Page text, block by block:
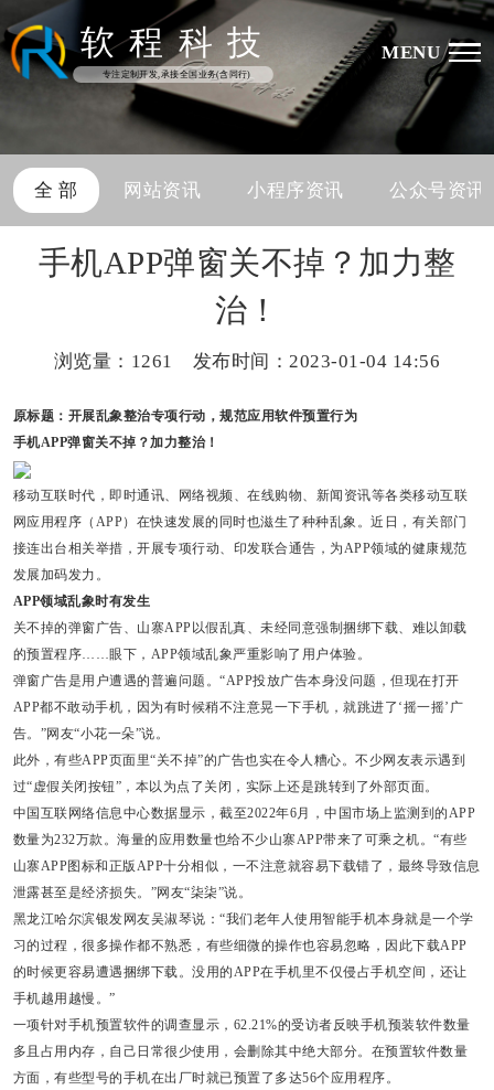
软 程 科 技
专注定制开发,承接全国业务(含同行)
MENU
全 部 网站资讯 小程序资讯 公众号资讯
手机APP弹窗关不掉？加力整
治！
浏览量： 1261 发布时间：2023-01-04 14:56
原标题：开展乱象整治专项行动，规范应用软件预置行为
手机APP弹窗关不掉？加力整治！
移动互联时代，即时通讯、网络视频、在线购物、新闻资讯等各类移动互联
网应用程序（APP）在快速发展的同时也滋生了种种乱象。近日，有关部门
接连出台相关举措，开展专项行动、印发联合通告，为APP领域的健康规范
发展加码发力。
APP领域乱象时有发生
关不掉的弹窗广告、山寨APP以假乱真、未经同意强制捆绑下载、难以卸载
的预置程序……眼下，APP领域乱象严重影响了用户体验。
弹窗广告是用户遭遇的普遍问题。“APP投放广告本身没问题，但现在打开
APP都不敢动手机，因为有时候稍不注意晃一下手机，就跳进了‘摇一摇’广
告。”网友“小花一朵”说。
此外，有些APP页面里“关不掉”的广告也实在令人糟心。不少网友表示遇到
过“虚假关闭按钮”，本以为点了关闭，实际上还是跳转到了外部页面。
中国互联网络信息中心数据显示，截至2022年6月，中国市场上监测到的APP
数量为232万款。海量的应用数量也给不少山寨APP带来了可乘之机。“有些
山寨APP图标和正版APP十分相似，一不注意就容易下载错了，最终导致信息
泄露甚至是经济损失。”网友“柒柒”说。
黑龙江哈尔滨银发网友吴淑琴说：“我们老年人使用智能手机本身就是一个学
习的过程，很多操作都不熟悉，有些细微的操作也容易忽略，因此下载APP
的时候更容易遭遇捆绑下载。没用的APP在手机里不仅侵占手机空间，还让
手机越用越慢。”
一项针对手机预置软件的调查显示，62.21%的受访者反映手机预装软件数量
多且占用内存，自己日常很少使用，会删除其中绝大部分。在预置软件数量
方面，有些型号的手机在出厂时就已预置了多达56个应用程序。